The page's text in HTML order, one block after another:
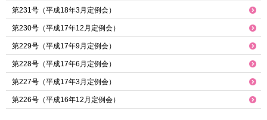
第231号（平成18年3月定例会）
第230号（平成17年12月定例会）
第229号（平成17年9月定例会）
第228号（平成17年6月定例会）
第227号（平成17年3月定例会）
第226号（平成16年12月定例会）